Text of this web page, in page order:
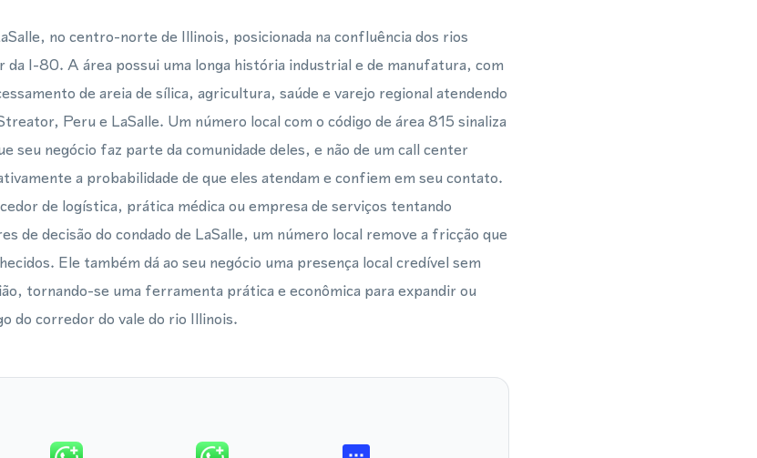
no centro-norte de Illinois, posicionada na confluência dos rios
da I-80. A área possui uma longa história industrial e de manufatura, com
de areia de sílica, agricultura, saúde e varejo regional atendendo
Peru e LaSalle. Um número local com o código de área 815 sinaliza
seu negócio faz parte da comunidade deles, e não de um call center
a probabilidade de que eles atendam e confiem em seu contato.
de logística, prática médica ou empresa de serviços tentando
de decisão do condado de LaSalle, um número local remove a fricção que
Ele também dá ao seu negócio uma presença local credível sem
tornando-se uma ferramenta prática e econômica para expandir ou
do corredor do vale do rio Illinois.